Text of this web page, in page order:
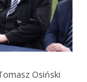
Osiński